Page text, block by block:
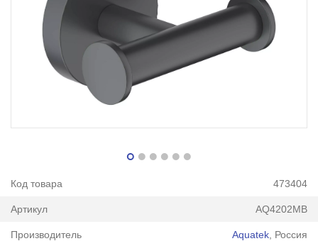
Код товара 473404
Артикул AQ4202MB
Производитель Aquatek , Россия